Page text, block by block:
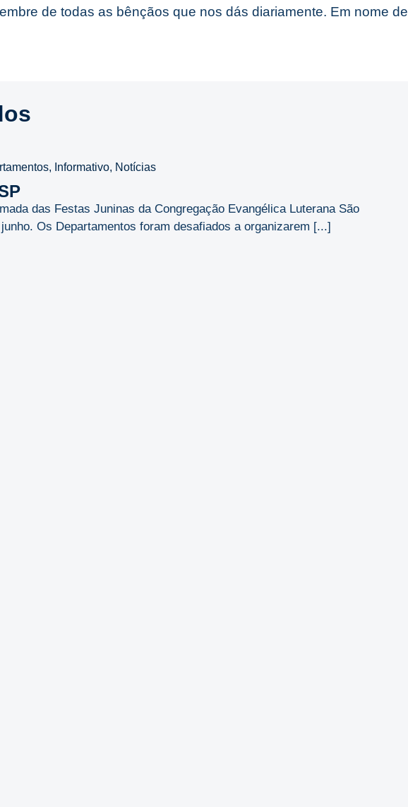
de todas as bênçãos que nos dás diariamente. Em nome de
, Informativo, Notícias
das Festas Juninas da Congregação Evangélica Luterana São
Os Departamentos foram desafiados a organizarem [...]